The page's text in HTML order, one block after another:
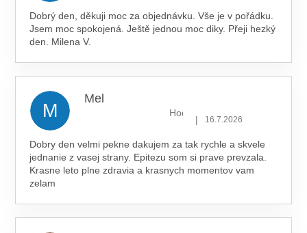
Dobrý den, děkuji moc za objednávku. Vše je v pořádku.
Jsem moc spokojená. Ještě jednou moc diky. Přeji hezký
den. Milena V.
M
Mel
Hodnocení obchodu je 5 z 5
| 16.7.2026
Dobry den velmi pekne dakujem za tak rychle a skvele
jednanie z vasej strany. Epitezu som si prave prevzala.
Krasne leto plne zdravia a krasnych momentov vam
zelam